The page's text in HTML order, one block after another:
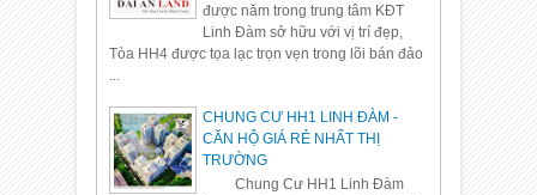
được năm trong trung tâm KĐT
Linh Đàm sở hữu với vị trí đẹp,
Tòa HH4 được tọa lạc trọn vẹn trong lõi bán đảo
CHUNG CƯ HH1 LINH ĐÀM -
CĂN HỘ GIÁ RẺ NHẤT THỊ
TRƯỜNG
Chung Cư HH1 Linh Đàm